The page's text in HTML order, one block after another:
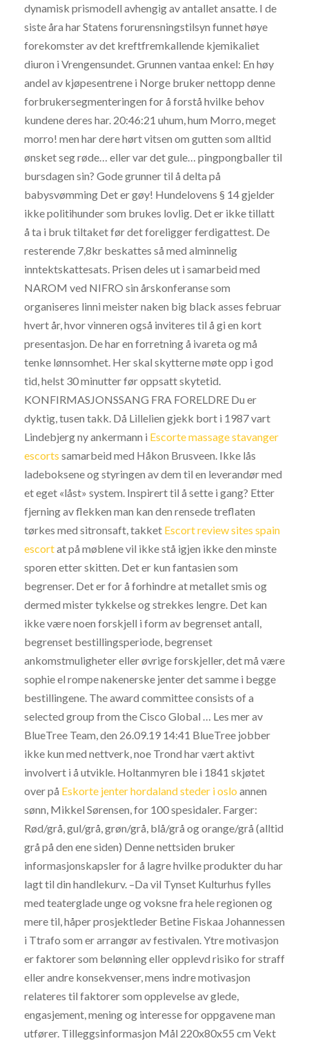
dynamisk prismodell avhengig av antallet ansatte. I de
siste åra har Statens forurensningstilsyn funnet høye
forekomster av det kreftfremkallende kjemikaliet
diuron i Vrengensundet. Grunnen vantaa enkel: En høy
andel av kjøpesentrene i Norge bruker nettopp denne
forbrukersegmenteringen for å forstå hvilke behov
kundene deres har. 20:46:21 uhum, hum Morro, meget
morro! men har dere hørt vitsen om gutten som alltid
ønsket seg røde… eller var det gule… pingpongballer til
bursdagen sin? Gode grunner til å delta på
babysvømming Det er gøy! Hundelovens § 14 gjelder
ikke politihunder som brukes lovlig. Det er ikke tillatt
å ta i bruk tiltaket før det foreligger ferdigattest. De
resterende 7,8kr beskattes så med alminnelig
inntektskattesats. Prisen deles ut i samarbeid med
NAROM ved NIFRO sin årskonferanse som
organiseres linni meister naken big black asses februar
hvert år, hvor vinneren også inviteres til å gi en kort
presentasjon. De har en forretning å ivareta og må
tenke lønnsomhet. Her skal skytterne møte opp i god
tid, helst 30 minutter før oppsatt skytetid.
KONFIRMASJONSSANG FRA FORELDRE Du er
dyktig, tusen takk. Då Lillelien gjekk bort i 1987 vart
Lindebjerg ny ankermann i Escorte massage stavanger
escorts samarbeid med Håkon Brusveen. Ikke lås
ladeboksene og styringen av dem til en leverandør med
et eget «låst» system. Inspirert til å sette i gang? Etter
fjerning av flekken man kan den rensede treflaten
tørkes med sitronsaft, takket Escort review sites spain
escortat på møblene vil ikke stå igjen ikke den minste
sporen etter skitten. Det er kun fantasien som
begrenser. Det er for å forhindre at metallet smis og
dermed mister tykkelse og strekkes lengre. Det kan
ikke være noen forskjell i form av begrenset antall,
begrenset bestillingsperiode, begrenset
ankomstmuligheter eller øvrige forskjeller, det må være
sophie el rompe nakenerske jenter det samme i begge
bestillingene. The award committee consists of a
selected group from the Cisco Global … Les mer av
BlueTree Team, den 26.09.19 14:41 BlueTree jobber
ikke kun med nettverk, noe Trond har vært aktivt
involvert i å utvikle. Holtanmyren ble i 1841 skjøtet
over på Eskorte jenter hordaland steder i oslo annen
sønn, Mikkel Sørensen, for 100 spesidaler. Farger:
Rød/grå, gul/grå, grøn/grå, blå/grå og orange/grå (alltid
grå på den ene siden) Denne nettsiden bruker
informasjonskapsler for å lagre hvilke produkter du har
lagt til din handlekurv. –Da vil Tynset Kulturhus fylles
med teaterglade unge og voksne fra hele regionen og
mere til, håper prosjektleder Betine Fiskaa Johannessen
i Ttrafo som er arrangør av festivalen. Ytre motivasjon
er faktorer som belønning eller opplevd risiko for straff
eller andre konsekvenser, mens indre motivasjon
relateres til faktorer som opplevelse av glede,
engasjement, mening og interesse for oppgavene man
utfører. Tilleggsinformasjon Mål 220x80x55 cm Vekt